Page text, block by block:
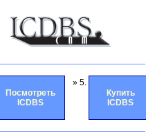
Посмотреть
ICDBS
» 5.
Купить
ICDBS